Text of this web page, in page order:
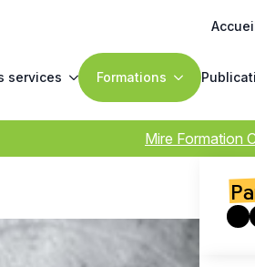
services Formations
Mire Formation